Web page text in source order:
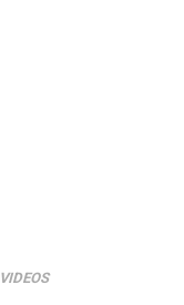
VIDEOS